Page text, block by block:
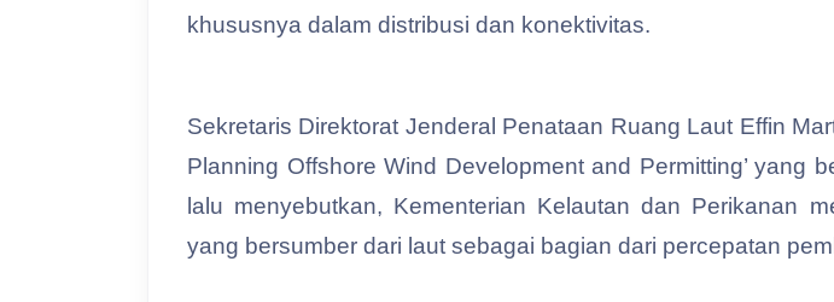
khususnya dalam distribusi dan konektivitas.
Sekretaris Direktorat Jenderal Penataan Ruang Laut Effin
Planning Offshore Wind Development and Permitting’ yang
lalu menyebutkan, Kementerian Kelautan dan Perikanan
yang bersumber dari laut sebagai bagian dari percepatan